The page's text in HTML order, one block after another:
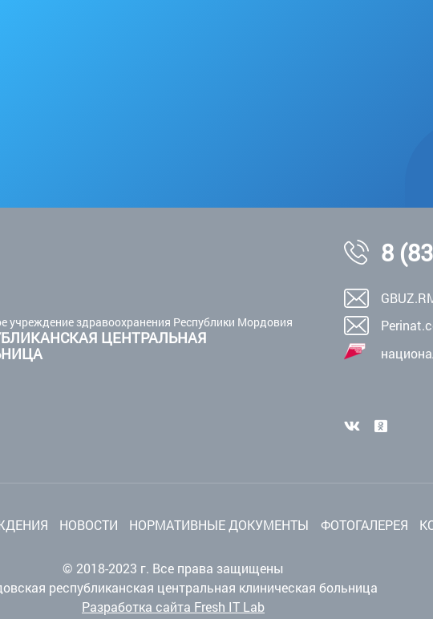
учреждение здравоохранения Республики Мордовия
ЦЕНТРАЛЬНАЯ
8
НОВОСТИ НОРМАТИВНЫЕ ДОКУМЕНТЫ ФОТОГАЛЕРЕЯ
© 2018-2023 г. Все права защищены
республиканская центральная клиническая больница
Разработка сайта Fresh IT Lab